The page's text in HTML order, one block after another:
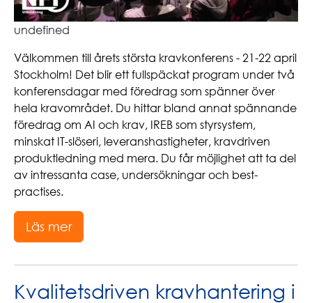
undefined
Välkommen till årets största kravkonferens - 21-22 april
Stockholm! Det blir ett fullspäckat program under två
konferensdagar med föredrag som spänner över
hela kravområdet. Du hittar bland annat spännande
föredrag om AI och krav, IREB som styrsystem,
minskat IT-slöseri, leveranshastigheter, kravdriven
produktledning med mera. Du får möjlighet att ta del
av intressanta case, undersökningar och best-
practises.
Läs mer
Kvalitetsdriven kravhantering i